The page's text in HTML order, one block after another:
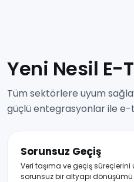
Yeni Nesil E-
Tüm sektörlere uyum
güçlü entegrasyonlar ile
Sorunsuz Geçiş
Veri taşıma ve geçiş
sorunsuz bir altyapı dönüşümü